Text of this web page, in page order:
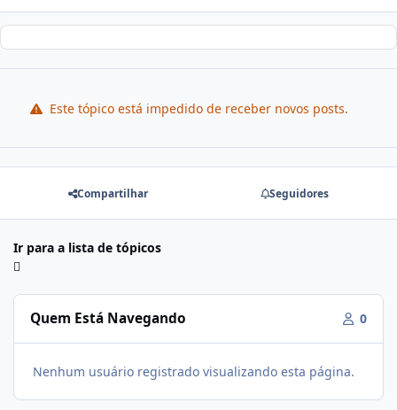
Este tópico está impedido de receber novos posts.
Compartilhar Seguidores
Ir para a lista de tópicos
Quem Está Navegando 0
Nenhum usuário registrado visualizando esta página.